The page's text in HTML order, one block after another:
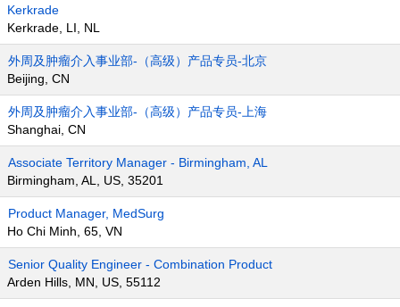
Kerkrade
Kerkrade, LI, NL
外周及肿瘤介入事业部-（高级）产品专员-北京
Beijing, CN
外周及肿瘤介入事业部-（高级）产品专员-上海
Shanghai, CN
Associate Territory Manager - Birmingham, AL
Birmingham, AL, US, 35201
Product Manager, MedSurg
Ho Chi Minh, 65, VN
Senior Quality Engineer - Combination Product
Arden Hills, MN, US, 55112